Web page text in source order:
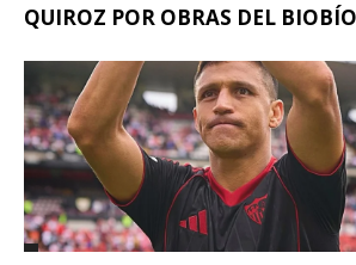
QUIROZ POR OBRAS DEL